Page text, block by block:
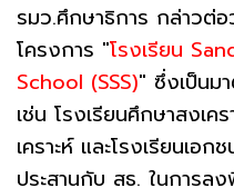
รมว.ศึกษาธิการ กล่าวต่อ
โครงการ "โรงเรียน
School (SSS)" ซึ่งเป็นม
เช่น โรงเรียนศึกษาสงเค
เคราะห์ และโรงเรียนเอ
ประสานกับ สธ. ในการล